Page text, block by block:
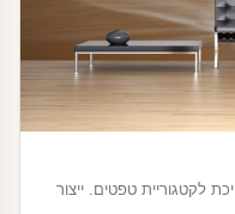
לקטגוריית טפטים. ייצור